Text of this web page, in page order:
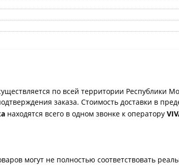
по всей территории Республики
заказа. Стоимость доставки в
находятся всего в одном звонке к оператору
могут не полностью соответствовать